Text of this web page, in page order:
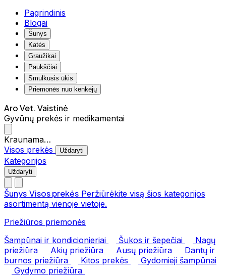
Pagrindinis
Blogai
Šunys
Katės
Graužikai
Paukščiai
Smulkusis ūkis
Priemonės nuo kenkėjų
Aro Vet. Vaistinė
Gyvūnų prekės ir medikamentai
Kraunama…
Visos prekės
Uždaryti
Kategorijos
Uždaryti
Šunys Visos prekės Peržiūrėkite visą šios kategorijos
asortimentą vienoje vietoje.
Priežiūros priemonės
Šampūnai ir kondicionieriai
Šukos ir šepečiai
Nagų
priežiūra
Akių priežiūra Ausų priežiūra
Dantų ir
burnos priežiūra
Kitos prekės
Gydomieji šampūnai
Gydymo priežiūra